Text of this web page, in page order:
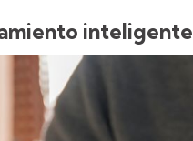
inteligente